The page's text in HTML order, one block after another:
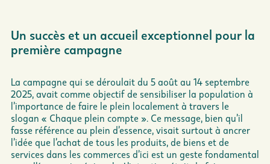
Un succès et un accueil exceptionnel pour la
première campagne
La campagne qui se déroulait du 5 août au 14 septembre
2025, avait comme objectif de sensibiliser la population à
l’importance de faire le plein localement à travers le
slogan « Chaque plein compte ». Ce message, bien qu’il
fasse référence au plein d’essence, visait surtout à ancrer
l’idée que l’achat de tous les produits, de biens et de
services dans les commerces d’ici est un geste fondamental